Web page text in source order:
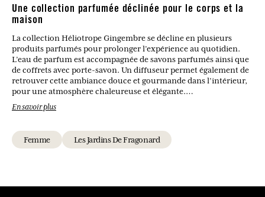
Une collection parfumée déclinée pour le corps et la
maison
La collection Héliotrope Gingembre se décline en plusieurs
produits parfumés pour prolonger l’expérience au quotidien.
L’eau de parfum est accompagnée de savons parfumés ainsi que
de coffrets avec porte-savon. Un diffuseur permet également de
retrouver cette ambiance douce et gourmande dans l’intérieur,
pour une atmosphère chaleureuse et élégante.
C’est un parfum oriental et vanillé aux notes de bergamote,
gingembre, rose, héliotrope, caramel, vanille et fève tonka.
chaud et gourmand.
En savoir plus
Femme Les Jardins De Fragonard